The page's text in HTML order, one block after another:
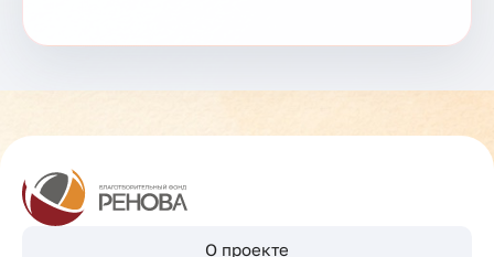
О проекте